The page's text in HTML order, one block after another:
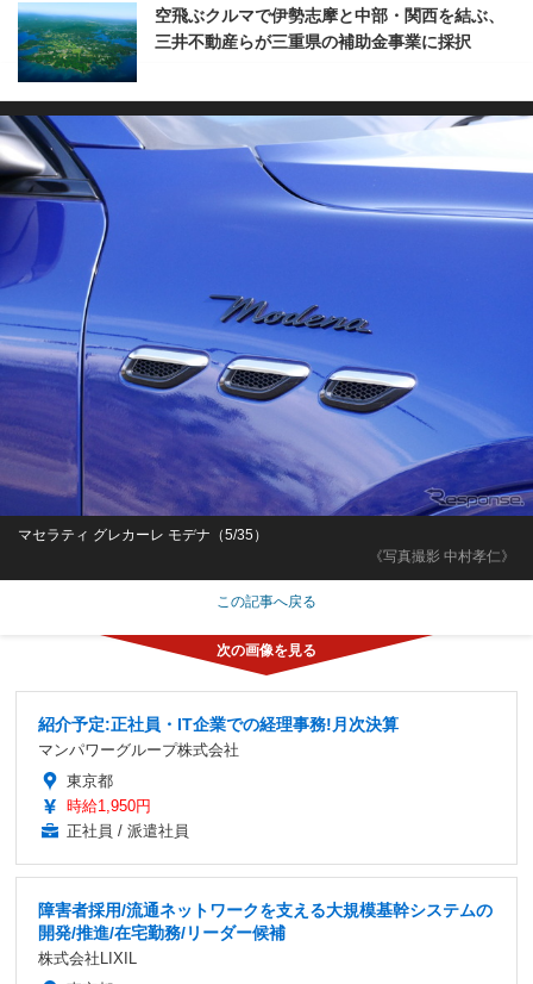
空飛ぶクルマで伊勢志摩と中部・関西を結ぶ、
三井不動産らが三重県の補助金事業に採択
《写真撮影 中村孝仁》
マセラティ グレカーレ モデナ（5/35）
この記事へ戻る
紹介予定:正社員・IT企業での経理事務!月次決算
マンパワーグループ株式会社
東京都
時給1,950円
正社員 / 派遣社員
障害者採用/流通ネットワークを支える大規模基幹システムの
開発/推進/在宅勤務/リーダー候補
株式会社LIXIL